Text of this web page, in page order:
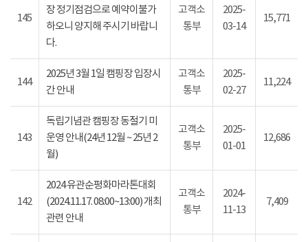
145
장 정기점검으로 예약이불가
하오니 양지해 주시기 바랍니
다.
고객소
통부
2025-
03-14
15,771
144
2025년 3월 1일 캠핑장 입장시
간 안내
고객소
통부
2025-
02-27
11,224
143
독립기념관 캠핑장 동절기 미
운영 안내(24년 12월 ~ 25년 2
월)
고객소
통부
2025-
01-01
12,686
142
2024 유관순평화마라톤대회
(2024.11.17. 08:00~13:00) 개최
관련 안내
고객소
통부
2024-
11-13
7,409